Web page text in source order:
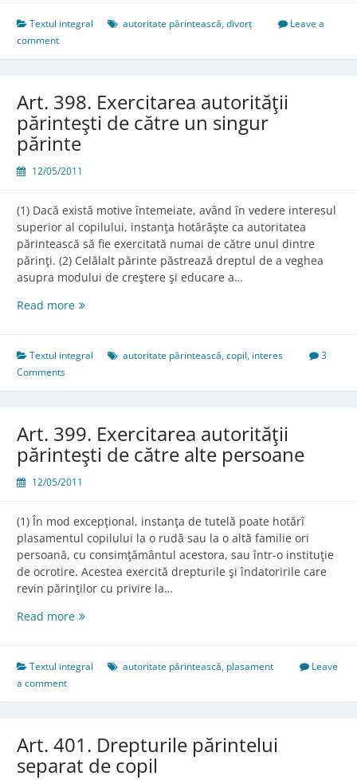
Textul integral autoritate părintească,divorț
Leave a
comment
Art. 398. Exercitarea autorităţii
părinteşti de către un singur
părinte
12/05/2011
(1) Dacă există motive întemeiate, având în vedere interesul
superior al copilului, instanţa hotărăşte ca autoritatea
părintească să fie exercitată numai de către unul dintre
părinţi. (2) Celălalt părinte păstrează dreptul de a veghea
asupra modului de creştere şi educare a…
Read moreArt.
autorităţii
de
singur
părinte
Textul integral autoritate părintească,copil, interes
3
Comments
Art. 399. Exercitarea autorităţii
părinteşti de către alte persoane
12/05/2011
(1) În mod excepţional, instanţa de tutelă poate hotărî
plasamentul copilului la o rudă sau la o altă familie ori
persoană, cu consimţământul acestora, sau într-o instituţie
de ocrotire. Acestea exercită drepturile şi îndatoririle care
revin părinţilor cu privire la…
Read moreArt.
autorităţii
de
persoane
Textul integral autoritate părintească, plasament
Leave
a comment
Art. 401. Drepturile părintelui
separat de copil